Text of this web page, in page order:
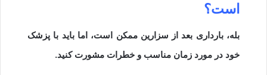
است؟
بله، بارداری بعد از سزارین ممکن است، اما باید با پزشک
خود در مورد زمان مناسب و خطرات مشورت کنید.